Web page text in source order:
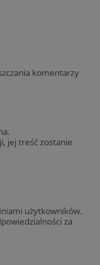
komentarzy
jej treść zostanie
użytkowników.
za